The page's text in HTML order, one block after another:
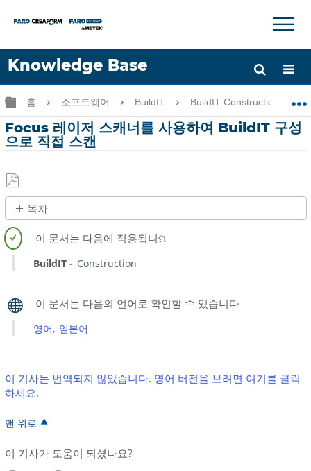
Knowledge Base
언어
도움 받기 로그인
×
글로벌 계층 확장/축소
홈 소프트웨어 BuildIT BuildIT Construction
Focus 레이저 스캐너를 사용하여 BuildIT 구성
으로 직접 스캔
PDF
로
저
장
목차
제
목
없
음
BuildIT Construction
영어 일본어
이 기사는 번역되지 않았습니다. 영어 버전을 보려면 여기를 클릭
하세요.
맨 위로
이 기사가 도움이 되셨나요?